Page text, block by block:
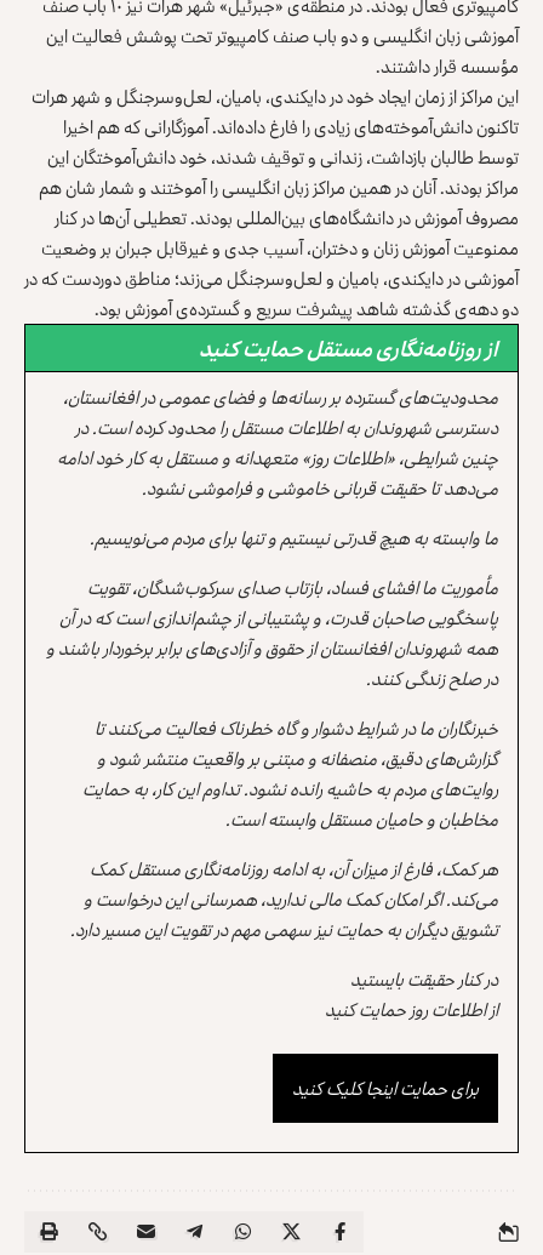
آموزشی زبان انگلیسی و دو باب صنف کامپیوتر تحت پوشش فعالیت این
مؤسسه قرار داشتند.
این مراکز از زمان ایجاد خود در دایکندی، بامیان، لعل‌وسرجنگل و شهر هرات
تاکنون دانش‌آموخته‌های زیادی را فارغ داده‌اند. آموزگارانی که هم اخیرا
توسط طالبان بازداشت، زندانی و توقیف شدند، خود دانش‌آموختگان این
مراکز بودند. آنان در همین مراکز زبان انگلیسی را آموختند و شمار شان هم
مصروف آموزش در دانشگاه‌های بین‌المللی بودند. تعطیلی آن‌ها در کنار
ممنوعیت آموزش زنان و دختران، آسیب جدی و غیرقابل جبران بر وضعیت
آموزشی در دایکندی، بامیان و لعل‌وسرجنگل می‌زند؛ مناطق دوردست که در
دو دهه‌ی گذشته شاهد پیشرفت سریع و گسترده‌ی آموزش بود.
از روزنامه‌نگاری مستقل حمایت کنید
محدودیت‌های گسترده بر رسانه‌ها و فضای عمومی در افغانستان،
دسترسی شهروندان به اطلاعات مستقل را محدود کرده است. در
چنین شرایطی، «اطلاعات روز» متعهدانه و مستقل به کار خود ادامه
می‌دهد تا حقیقت قربانی خاموشی و فراموشی نشود.
ما وابسته به هیچ قدرتی نیستیم و تنها برای مردم می‌نویسیم.
مأموریت ما افشای فساد، بازتاب صدای سرکوب‌شدگان، تقویت
پاسخگویی صاحبان قدرت، و پشتیبانی از چشم‌اندازی است که در آن
همه شهروندان افغانستان از حقوق و آزادی‌های برابر برخوردار باشند و
در صلح زندگی کنند.
خبرنگاران ما در شرایط دشوار و گاه خطرناک فعالیت می‌کنند تا
گزارش‌های دقیق، منصفانه و مبتنی بر واقعیت منتشر شود و
روایت‌های مردم به حاشیه رانده نشود. تداوم این کار، به حمایت
مخاطبان و حامیان مستقل وابسته است.
هر کمک، فارغ از میزان آن، به ادامه روزنامه‌نگاری مستقل کمک
می‌کند. اگر امکان کمک مالی ندارید، همرسانی این درخواست و
تشویق دیگران به حمایت نیز سهمی مهم در تقویت این مسیر دارد.
در کنار حقیقت بایستید
از اطلاعات روز حمایت کنید
برای حمایت اینجا کلیک کنید